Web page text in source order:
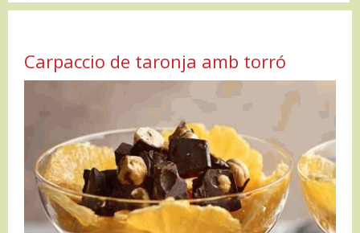
Carpaccio de taronja amb torró